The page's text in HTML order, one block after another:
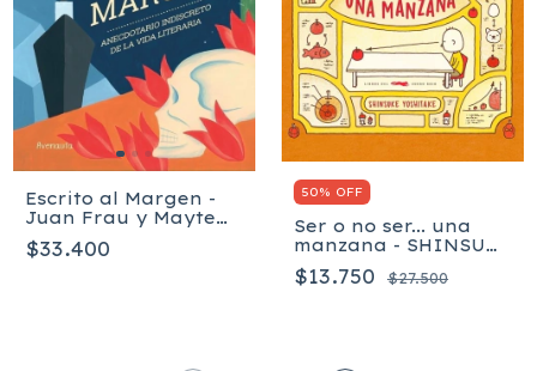
Escrito al Margen -
Juan Frau y Mayte
Alvarado
$33.400
50% OFF
Ser o no ser... una
manzana - SHINSUKE
YOSHITAKE
$13.750 $27.500